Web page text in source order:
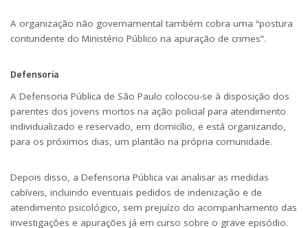
A organização não governamental também cobra uma “postura
contundente do Ministério Público na apuração de crimes”.
Defensoria
A Defensoria Pública de São Paulo colocou-se à disposição dos
parentes dos jovens mortos na ação policial para atendimento
individualizado e reservado, em domicílio, e está organizando,
para os próximos dias, um plantão na própria comunidade.
Depois disso, a Defensoria Pública vai analisar as medidas
cabíveis, incluindo eventuais pedidos de indenização e de
atendimento psicológico, sem prejuízo do acompanhamento das
investigações e apurações já em curso sobre o grave episódio.